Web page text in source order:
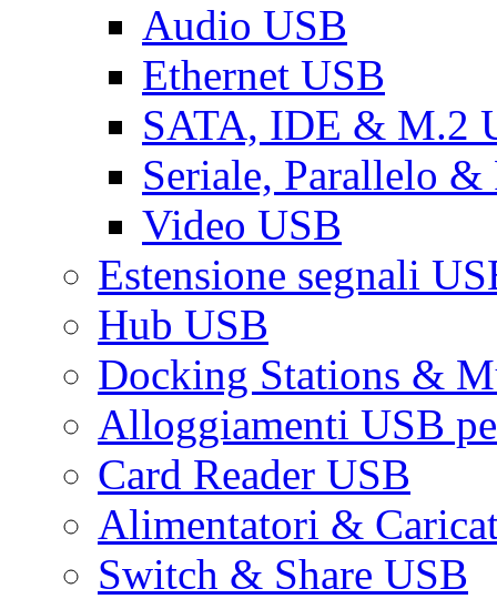
Audio USB
Ethernet USB
SATA, IDE & M.2
Seriale, Parallelo &
Video USB
Estensione segnali
Hub USB
Docking Stations &
Alloggiamenti USB
Card Reader USB
Alimentatori &
Switch & Share USB